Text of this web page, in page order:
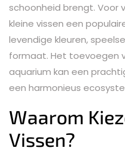
schoonheid brengt. Voor
kleine vissen een
levendige kleuren,
formaat. Het toevoegen
aquarium kan een
een harmonieus
Waarom
Vissen?